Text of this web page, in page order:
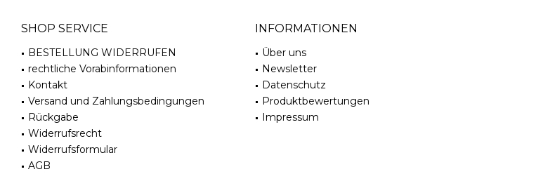
SHOP SERVICE
BESTELLUNG WIDERRUFEN
rechtliche Vorabinformationen
Kontakt
Versand und Zahlungsbedingungen
Rückgabe
Widerrufsrecht
Widerrufsformular
AGB
INFORMATIONEN
Über uns
Newsletter
Datenschutz
Produktbewertungen
Impressum